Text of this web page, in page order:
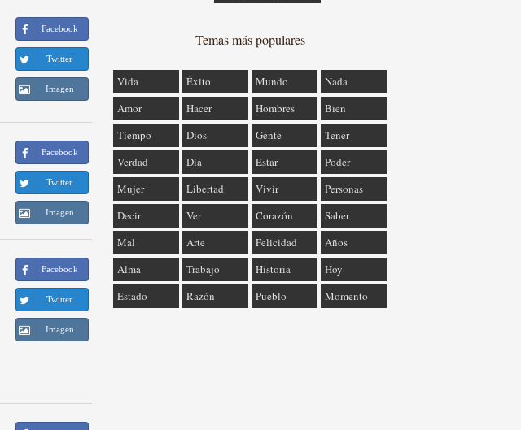
Facebook
Twitter
Imagen
Facebook
Twitter
Imagen
Facebook
Twitter
Imagen
Temas más populares
Vida Éxito Mundo
Nada
Amor
Hacer Hombres
Bien
Tiempo
Dios Gente
Tener
Verdad
Día Estar
Poder
Mujer
Libertad Vivir
Personas
Decir
Ver Corazón
Saber
Mal
Arte Felicidad
Años
Alma
Trabajo Historia
Hoy
Estado
Razón Pueblo Momento